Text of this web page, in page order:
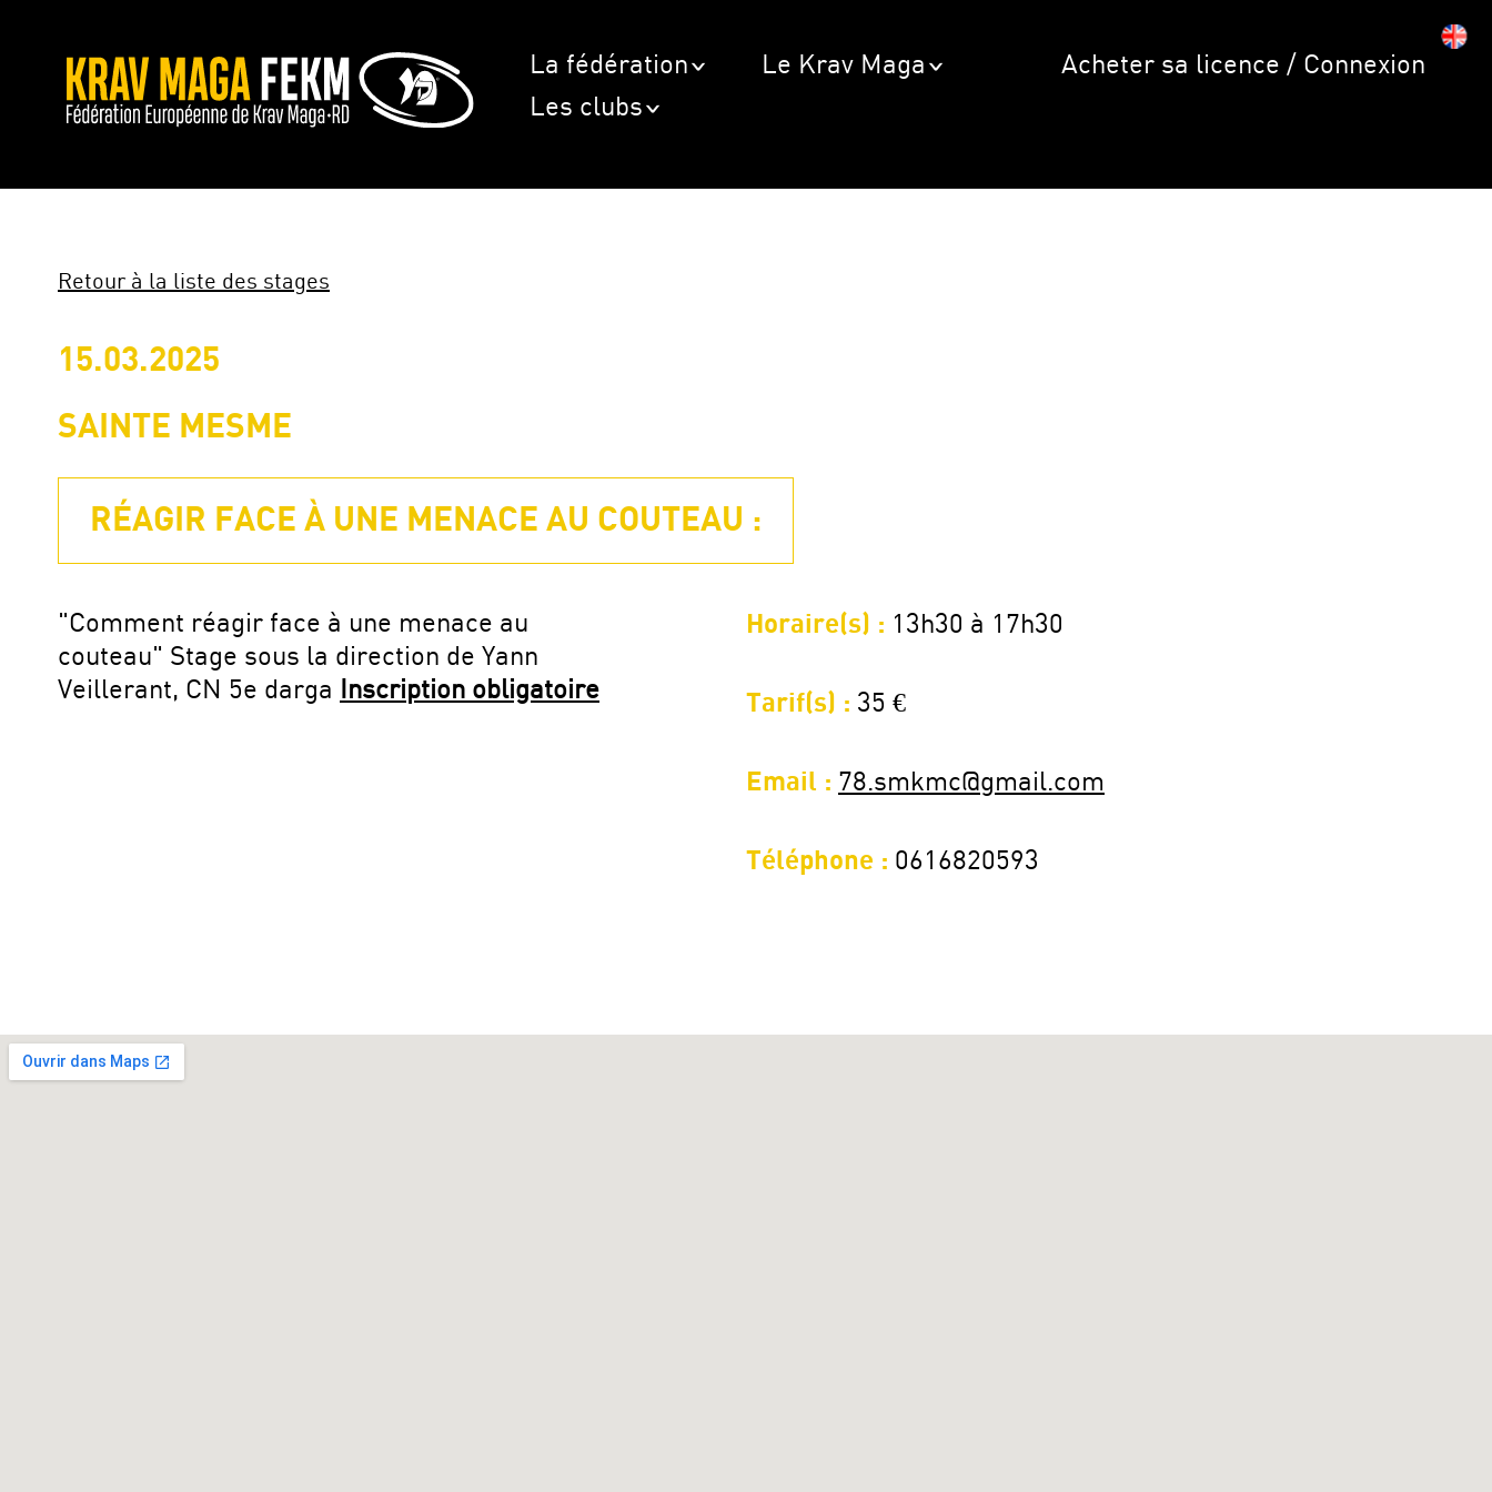
La fédération
Le Krav Maga
Les clubs
Acheter sa licence / Connexion
Retour à la liste des stages
15.03.2025
SAINTE MESME
RÉAGIR FACE À UNE MENACE AU COUTEAU :
"Comment réagir face à une menace au
couteau" Stage sous la direction de Yann
Veillerant, CN 5e darga Inscription obligatoire
Horaire(s) : 13h30 à 17h30
Tarif(s) : 35 €
Email : 78.smkmc@gmail.com
Téléphone : 0616820593